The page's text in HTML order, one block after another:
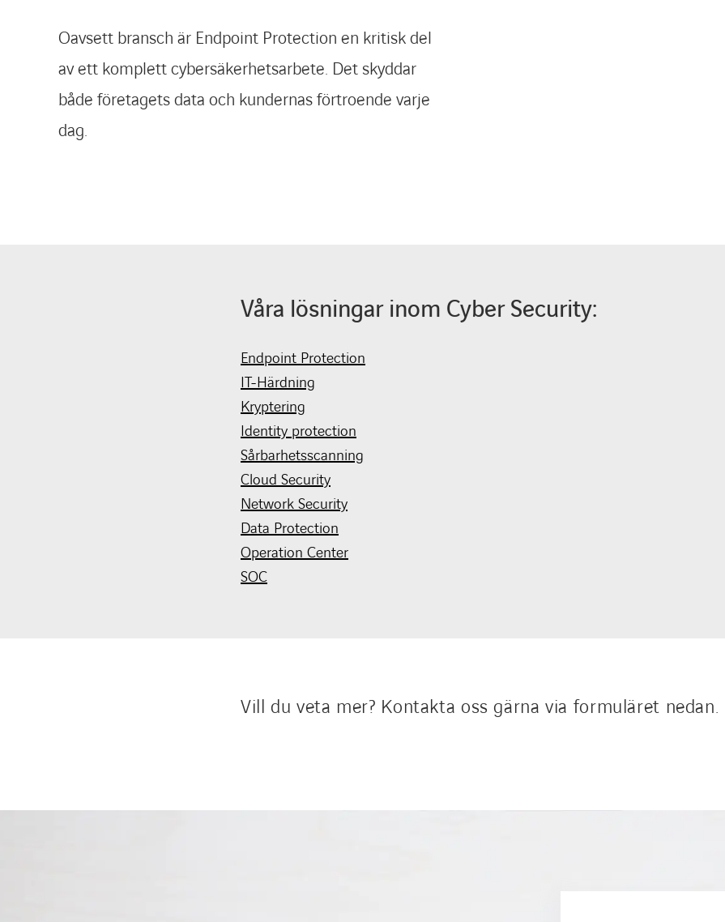
Oavsett bransch är Endpoint Protection en kritisk del
av ett komplett cybersäkerhetsarbete. Det skyddar
både företagets data och kundernas förtroende varje
dag.
Våra lösningar inom Cyber Security:
Endpoint Protection
IT-Härdning
Kryptering
Identity protection
Sårbarhetsscanning
Cloud Security
Network Security
Data Protection
Operation Center
SOC
Vill du veta mer? Kontakta oss gärna via formuläret nedan.